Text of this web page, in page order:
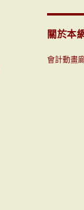
關於本
會計動畫